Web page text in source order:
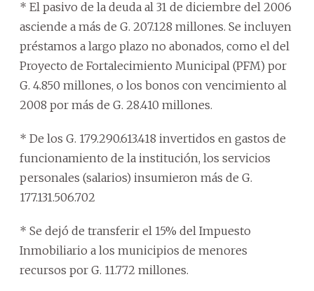
* El pasivo de la deuda al 31 de diciembre del 2006
asciende a más de G. 207.128 millones. Se incluyen
préstamos a largo plazo no abonados, como el del
Proyecto de Fortalecimiento Municipal (PFM) por
G. 4.850 millones, o los bonos con vencimiento al
2008 por más de G. 28.410 millones.
* De los G. 179.290.613.418 invertidos en gastos de
funcionamiento de la institución, los servicios
personales (salarios) insumieron más de G.
177.131.506.702
* Se dejó de transferir el 15% del Impuesto
Inmobiliario a los municipios de menores
recursos por G. 11.772 millones.